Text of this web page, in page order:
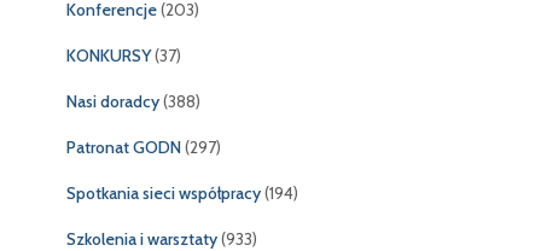
Konferencje(203)
KONKURSY(37)
Nasi doradcy(388)
Patronat GODN(297)
Spotkania sieci współpracy(194)
Szkolenia i warsztaty(933)